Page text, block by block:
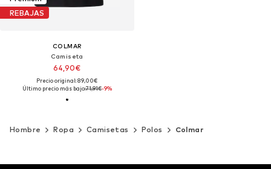
REBAJAS
COLMAR
Camiseta
64,90€
Precio original: 89,00€
Último precio más bajo:71,91€-9%
Hombre Ropa Camisetas Polos Colmar